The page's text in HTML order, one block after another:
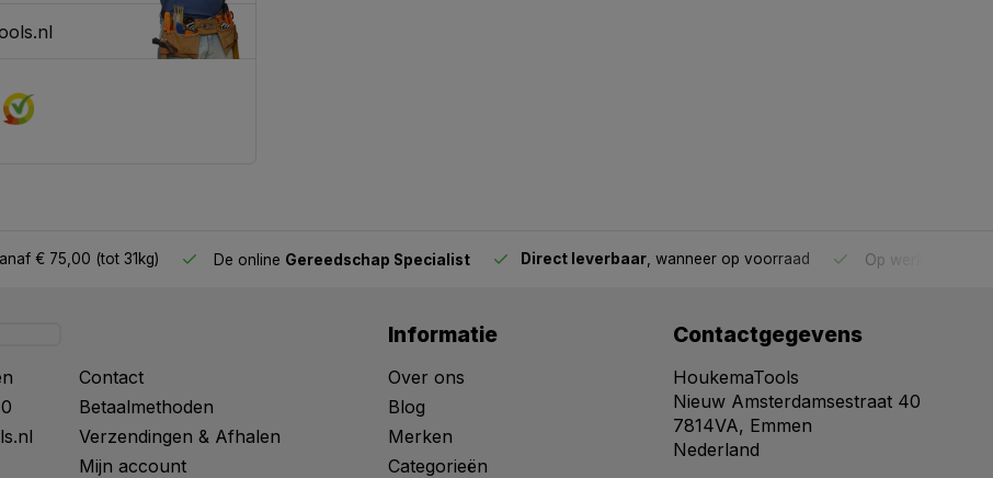
€ 75,00 (tot 31kg) De online Gereedschap Specialist Direct leverbaar , wanneer op voorraad Op werkdagen
Contact
Betaalmethoden
Verzendingen & Afhalen
Mijn account
Informatie
Over ons
Blog
Merken
Categorieën
Contactgegevens
HoukemaTools
Nieuw Amsterdamsestraat 40
7814VA, Emmen
Nederland